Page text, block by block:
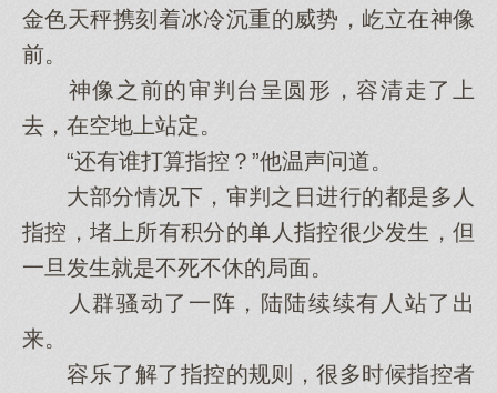
金色天秤携刻着冰冷沉重的威势，屹立在神像
前。
神像之前的审判台呈圆形，容清走了上
去，在空地上站定。
“还有谁打算指控？”他温声问道。
大部分情况下，审判之日进行的都是多人
指控，堵上所有积分的单人指控很少发生，但
一旦发生就是不死不休的局面。
人群骚动了一阵，陆陆续续有人站了出
来。
容乐了解了指控的规则，很多时候指控者